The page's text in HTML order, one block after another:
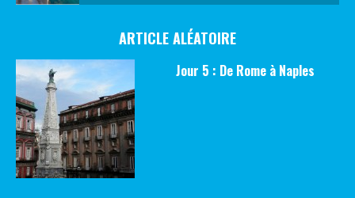
ARTICLE ALÉATOIRE
Jour 5 : De Rome à Naples